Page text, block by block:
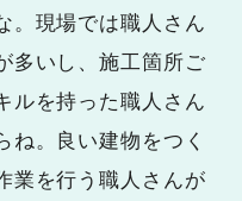
。現場では職人さん
多いし、施工箇所ご
ルを持った職人さん
ね。良い建物をつく
業を行う職人さんが